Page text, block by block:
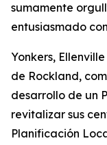
sumamente
entusiasmado
Yonkers,
de Rockland,
desarrollo de un
revitalizar sus
Planificación